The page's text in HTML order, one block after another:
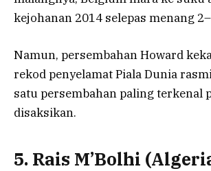
kejohanan 2014 selepas menang
Namun, persembahan Howard
rekod penyelamat Piala Dunia
satu persembahan paling terkenal
disaksikan.
5. Rais M’Bolhi